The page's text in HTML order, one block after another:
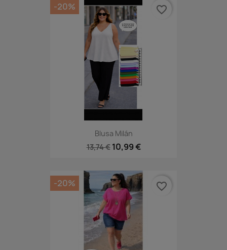
Blusa Milán
13,74 € 10,99 €
-20% favorite_border
-20% favorite_border